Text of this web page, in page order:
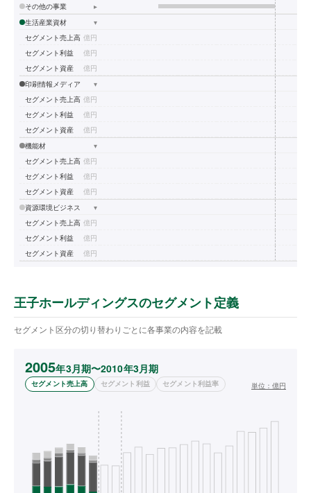
その他の事業
▸
生活産業資材
▾
セグメント売上高 億円
セグメント利益
億円
セグメント資産
億円
印刷情報メディア
▾
セグメント売上高 億円
セグメント利益
億円
セグメント資産
億円
機能材
▾
セグメント売上高 億円
セグメント利益
億円
セグメント資産
億円
資源環境ビジネス
▾
セグメント売上高 億円
セグメント利益
億円
セグメント資産
億円
王子ホールディングスのセグメント定義
セグメント区分の切り替わりごとに各事業の内容を記載
2005年3月期〜2010年3月期
セグメント売上高 セグメント利益 セグメント利益率 単位： 億円